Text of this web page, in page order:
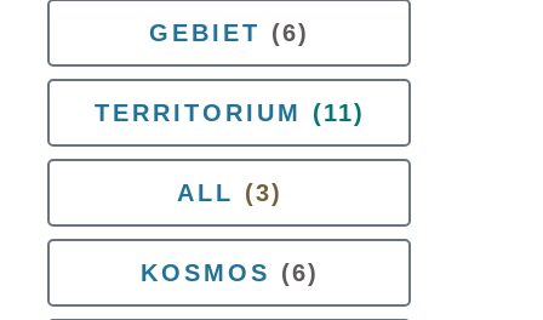
GEBIET (6)
TERRITORIUM (11)
ALL (3)
KOSMOS (6)